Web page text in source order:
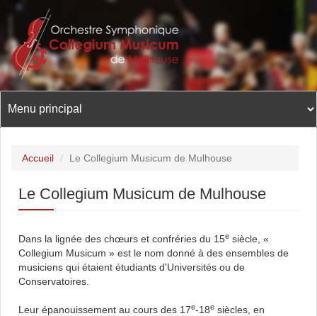
Aller
contenu
principal
Accueil / Le Collegium Musicum de Mulhouse
Le Collegium Musicum de Mulhouse
Dans la lignée des chœurs et confréries du 15e siècle, «
Collegium Musicum » est le nom donné à des ensembles de
musiciens qui étaient étudiants d'Universités ou de
Conservatoires.
Leur épanouissement au cours des 17e-18e siècles, en